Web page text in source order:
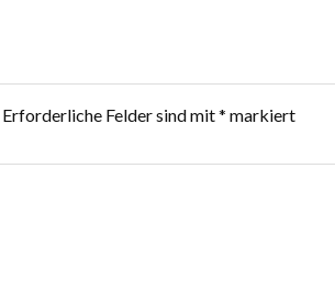
Erforderliche Felder sind mit* markiert